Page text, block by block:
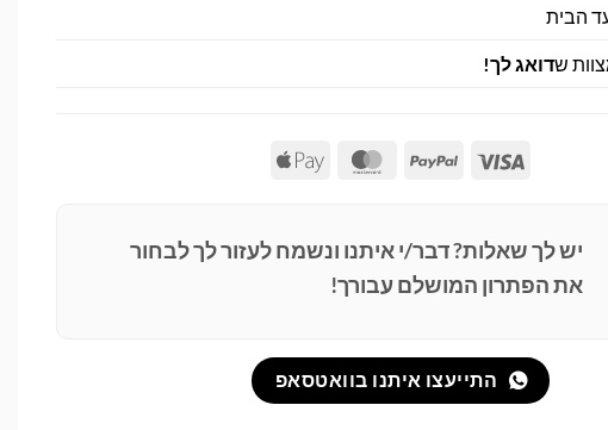
הבית
שדואג לך!
Visa
PayPal
MasterCard
Apple
יש לך שאלות? דבר/י איתנו ונשמח לעזור לך לבחור
את הפתרון המושלם עבורך!
התייעצו איתנו בוואטסאפ